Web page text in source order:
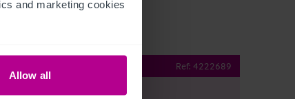
and marketing cookies
Allow all
Ref: 4222689